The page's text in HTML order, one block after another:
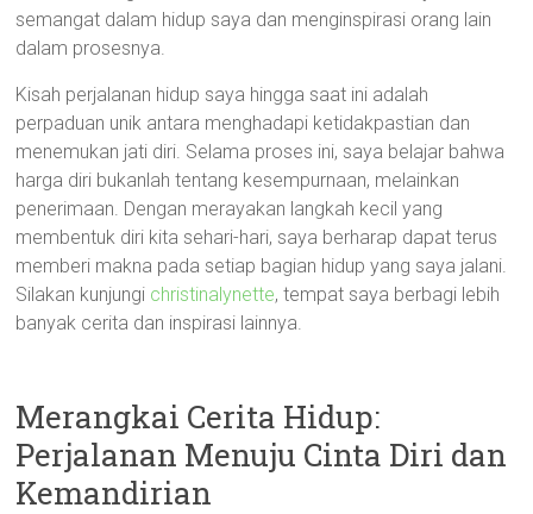
semangat dalam hidup saya dan menginspirasi orang lain
dalam prosesnya.
Kisah perjalanan hidup saya hingga saat ini adalah
perpaduan unik antara menghadapi ketidakpastian dan
menemukan jati diri. Selama proses ini, saya belajar bahwa
harga diri bukanlah tentang kesempurnaan, melainkan
penerimaan. Dengan merayakan langkah kecil yang
membentuk diri kita sehari-hari, saya berharap dapat terus
memberi makna pada setiap bagian hidup yang saya jalani.
Silakan kunjungi christinalynette, tempat saya berbagi lebih
banyak cerita dan inspirasi lainnya.
Merangkai Cerita Hidup:
Perjalanan Menuju Cinta Diri dan
Kemandirian